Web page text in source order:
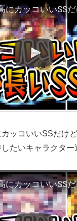
カッコいいSSだけ
たいキャラクタ